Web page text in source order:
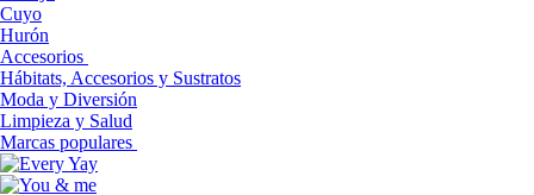
Cuyo
Hurón
Accesorios
Hábitats, Accesorios y Sustratos
Moda y Diversión
Limpieza y Salud
Marcas populares